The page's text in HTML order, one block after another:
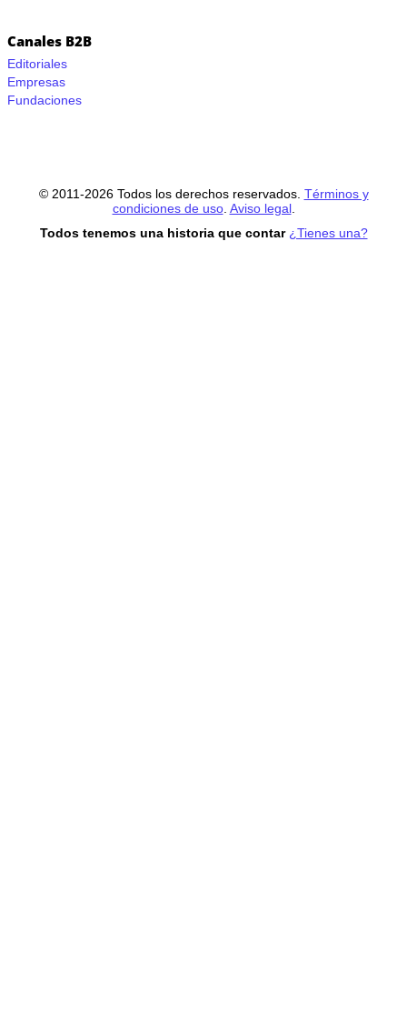
Canales B2B
Editoriales
Empresas
Fundaciones
© 2011-2026 Todos los derechos reservados. Términos y
condiciones de uso. Aviso legal.
Todos tenemos una historia que contar ¿Tienes una?